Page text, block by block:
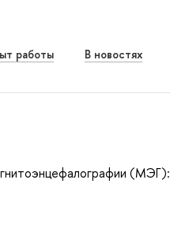
работы В новостях
(МЭГ):